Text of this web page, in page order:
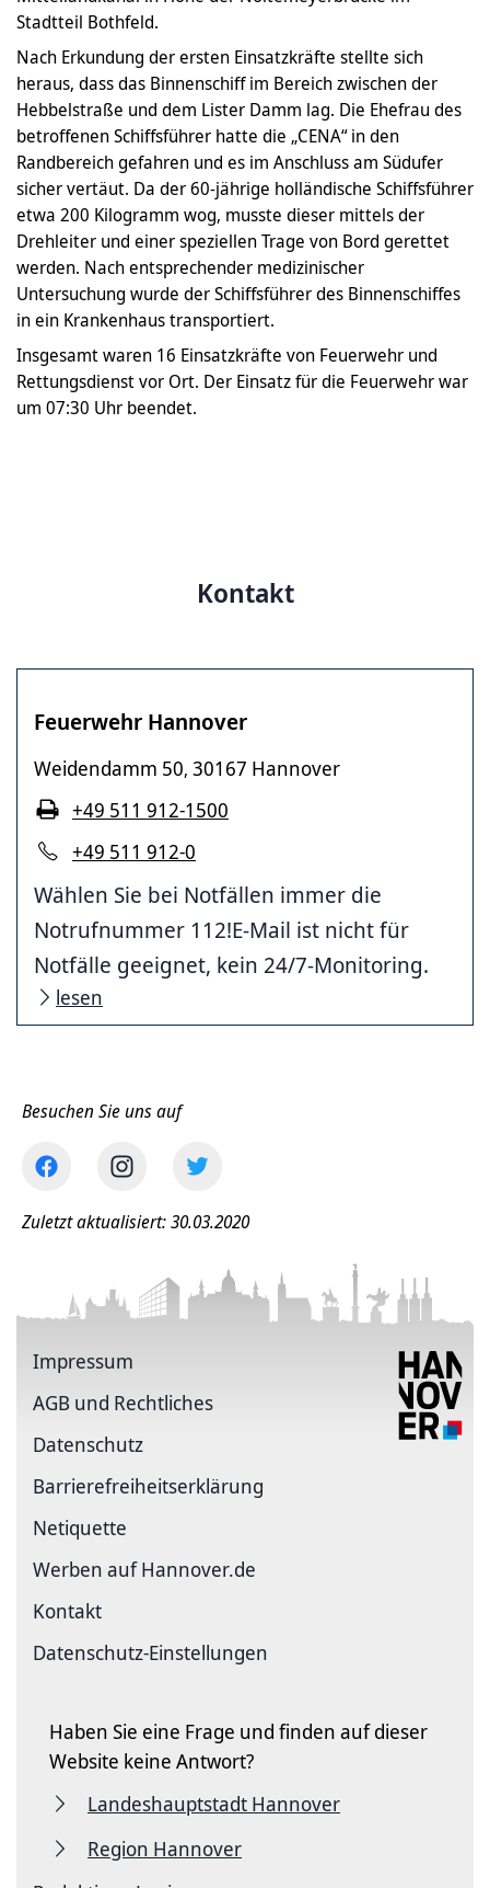
Stadtteil Bothfeld.
Nach Erkundung der ersten Einsatzkräfte stellte sich
heraus, dass das Binnenschiff im Bereich zwischen der
Hebbelstraße und dem Lister Damm lag. Die Ehefrau des
betroffenen Schiffsführer hatte die „CENA“ in den
Randbereich gefahren und es im Anschluss am Südufer
sicher vertäut. Da der 60-jährige holländische Schiffsführer
etwa 200 Kilogramm wog, musste dieser mittels der
Drehleiter und einer speziellen Trage von Bord gerettet
werden. Nach entsprechender medizinischer
Untersuchung wurde der Schiffsführer des Binnenschiffes
in ein Krankenhaus transportiert.
Insgesamt waren 16 Einsatzkräfte von Feuerwehr und
Rettungsdienst vor Ort. Der Einsatz für die Feuerwehr war
um 07:30 Uhr beendet.
Kontakt
Feuerwehr Hannover
Weidendamm 50, 30167 Hannover
+49 511 912-0
+49 511 912-1500
Wählen Sie bei Notfällen immer die
Notrufnummer 112!E-Mail ist nicht für
Notfälle geeignet, kein 24/7-Monitoring.
lesen
Besuchen Sie uns auf
Zuletzt aktualisiert: 30.03.2020
Impressum
AGB und Rechtliches
Datenschutz
Barriere­freiheits­erklärung
Netiquette
Werben auf Hannover.de
Kontakt
Datenschutz-Einstellungen
Haben Sie eine Frage und finden auf dieser
Website keine Antwort?
Landeshauptstadt Hannover
Region Hannover